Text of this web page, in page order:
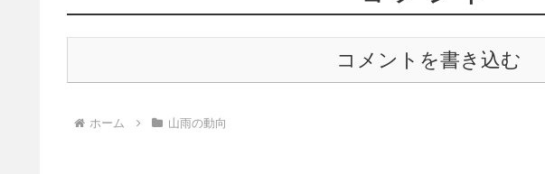
コメントを書き込む
ホーム 山雨の動向